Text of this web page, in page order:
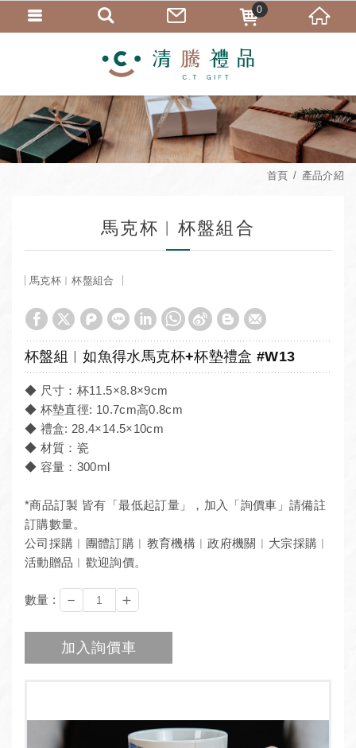
首頁 產品介紹
馬克杯︱杯盤組合
馬克杯︱杯盤組合
杯盤組︱如魚得水馬克杯+杯墊禮盒 #W13
◆ 尺寸：杯11.5×8.8×9cm
◆ 杯墊直徑: 10.7cm高0.8cm
◆ 禮盒: 28.4×14.5×10cm
◆ 材質：瓷
◆ 容量：300ml
*商品訂製 皆有「最低起訂量」，加入「詢價車」請備註
訂購數量。
公司採購︱團體訂購︱教育機構︱政府機關︱大宗採購︱
活動贈品︱歡迎詢價。
數量 : － ＋
加入詢價車
0